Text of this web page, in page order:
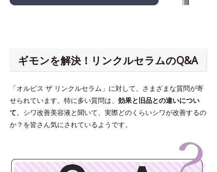
ギモンを解決！リンクルセラムのQ&A
「オルビス ザ リンクルセラム」に対して、さまざまな質問が寄
せられています。特に多い質問は、 効果と旧品との違いについ
て。シワ改善美容液と聞いて、実際どのくらいシワが改善するの
か？を皆さん気にされているようです。